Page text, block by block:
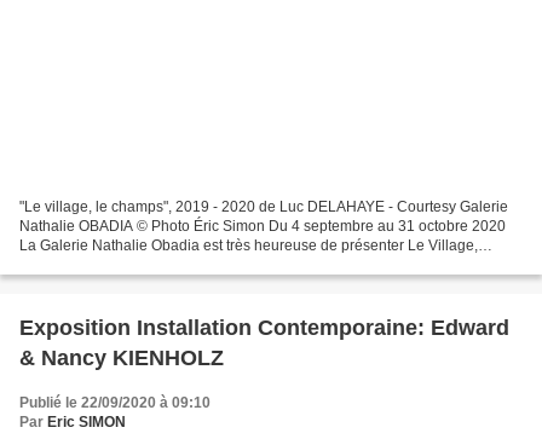
"Le village, le champs", 2019 - 2020 de Luc DELAHAYE - Courtesy Galerie
Nathalie OBADIA © Photo Éric Simon Du 4 septembre au 31 octobre 2020
La Galerie Nathalie Obadia est très heureuse de présenter Le Village,
Exposition Installation Contemporaine: Edward
& Nancy KIENHOLZ
Publié le 22/09/2020 à 09:10
Par Eric SIMON